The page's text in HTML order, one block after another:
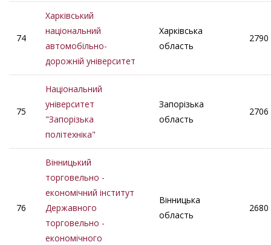
74
Харківський
національний
автомобільно-
дорожній університет
Харківська
область
2790
75
Національний
університет
"Запорізька
політехніка"
Запорізька
область
2706
76
Вінницький
торговельно -
економічний інститут
Державного
торговельно -
економічного
Вінницька
область
2680